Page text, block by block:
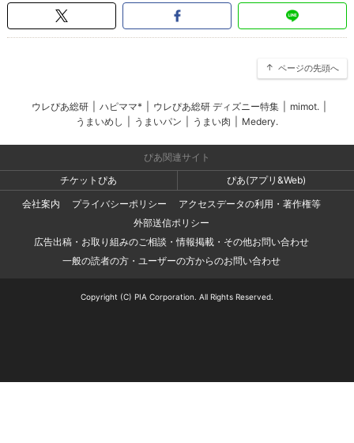
ページの先頭へ
ウレぴあ総研 ハピママ* ウレぴあ総研 ディズニー特集 mimot.
うまいめし
うまいパン うまい肉 Medery.
ぴあ関連サイト
チケットぴあ
ぴあ(アプリ&Web)
会社案内
プライバシーポリシー
アクセスデータの利用・著作権等
外部送信ポリシー
広告出稿・お取り組みのご相談・情報掲載・その他お問い合わせ
一般の読者の方・ユーザーの方からのお問い合わせ
Copyright (C) PIA Corporation. All Rights Reserved.